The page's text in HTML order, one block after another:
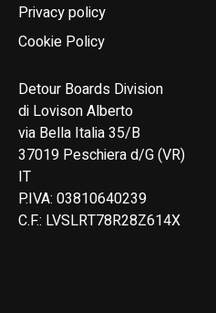
Privacy policy
Cookie Policy
Detour Boards Division
di Lovison Alberto
via Bella Italia 35/B
37019 Peschiera d/G (VR)
IT
P.IVA: 03810640239
C.F.: LVSLRT78R28Z614X